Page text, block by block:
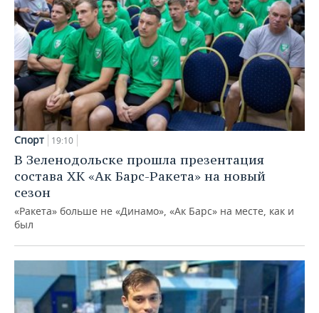
Спорт 19:10
В Зеленодольске прошла презентация
состава ХК «Ак Барс-Ракета» на новый
сезон
«Ракета» больше не «Динамо», «Ак Барс» на месте, как и
был